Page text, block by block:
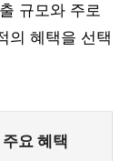
규모와 주로
의 혜택을 선택
주요 혜택